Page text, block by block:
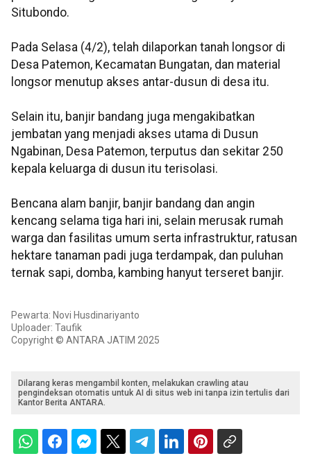
Situbondo.
Pada Selasa (4/2), telah dilaporkan tanah longsor di
Desa Patemon, Kecamatan Bungatan, dan material
longsor menutup akses antar-dusun di desa itu.
Selain itu, banjir bandang juga mengakibatkan
jembatan yang menjadi akses utama di Dusun
Ngabinan, Desa Patemon, terputus dan sekitar 250
kepala keluarga di dusun itu terisolasi.
Bencana alam banjir, banjir bandang dan angin
kencang selama tiga hari ini, selain merusak rumah
warga dan fasilitas umum serta infrastruktur, ratusan
hektare tanaman padi juga terdampak, dan puluhan
ternak sapi, domba, kambing hanyut terseret banjir.
Pewarta: Novi Husdinariyanto
Uploader: Taufik
Copyright © ANTARA JATIM 2025
Dilarang keras mengambil konten, melakukan crawling atau
pengindeksan otomatis untuk AI di situs web ini tanpa izin tertulis dari
Kantor Berita ANTARA.